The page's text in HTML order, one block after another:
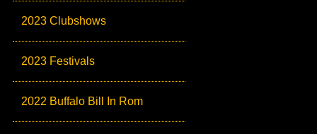
2023 Clubshows
2023 Festivals
2022 Buffalo Bill In Rom